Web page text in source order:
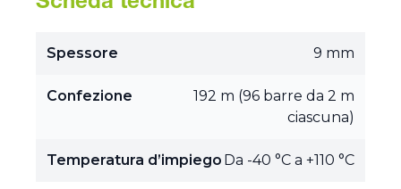
Spessore 9 mm
Confezione
192 m (96 barre da 2 m
ciascuna)
Temperatura d’impiego Da -40 °C a +110 °C